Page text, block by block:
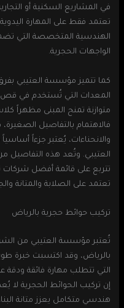
في المشاريع السكنية أو
تعتمد فقط على المهارة
الهندسية المتخصصة التي
الواجهات الحجرية.
كما تتميز مؤسسة العتيبي
المعدات التي تُستخدم في قص
متوازنة تمنح المبنى مظهراً
فالاهتمام بالتفاصيل
والانحناءات، يُعتبر جزءاً
العتيبي. وتُعد هذه التفاصيل
تتربع على قائمة أفضل شركات
تعتمد على الصلابة والمتانة
تركيب حوائط حجرية بالرياض
تُعتبر مؤسسة العتيبي من
بالرياض، وقد اكتسبت خبرة
التي تتطلب مهارة فائقة ودقة
إن تركيب الحوائط الحجرية لا
هندسي متكامل يعزز متانة